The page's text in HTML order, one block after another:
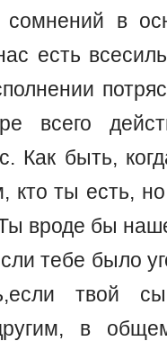
сомнений в
есть
всего
Как быть,
кто ты есть,
вроде бы
тебе было
твой
в